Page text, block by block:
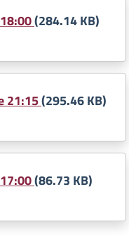
(284.14 KB)
21:15(295.46 KB)
(86.73 KB)